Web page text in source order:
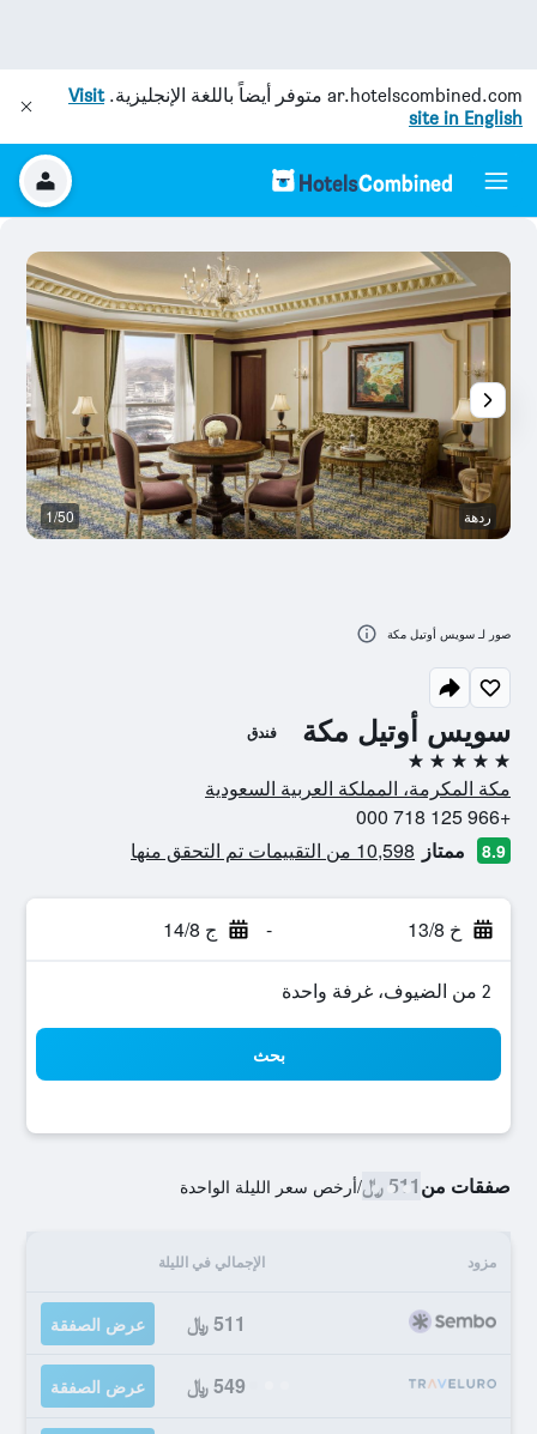
ar.hotelscombined.com متوفر أيضاً باللغة الإنجليزية.Visit
site in English
سويس أوتيل مكة فندق
5 نجوم
مكة المكرمة، المملكة العربية السعودية
+966 125 718 000
8.9 ممتاز 10,598 من التقييمات تم التحقق منها
خ 13/8 - ج 14/8
2 من الضيوف، غرفة واحدة
بحث
صفقات من511 ﷼ /أرخص سعر الليلة الواحدة
مزود الإجمالي في الليلة
511 ﷼ عرض الصفقة
549 ﷼ عرض الصفقة
ردهة 1/50
صور لـ سويس أوتيل مكة